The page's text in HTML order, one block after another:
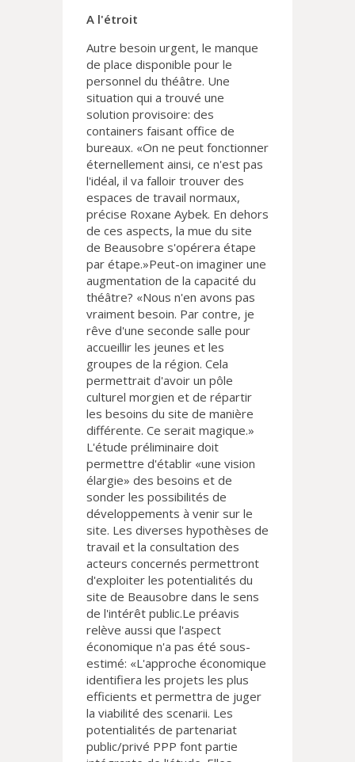
A l'étroit
Autre besoin urgent, le manque
de place disponible pour le
personnel du théâtre. Une
situation qui a trouvé une
solution provisoire: des
containers faisant office de
bureaux. «On ne peut fonctionner
éternellement ainsi, ce n'est pas
l'idéal, il va falloir trouver des
espaces de travail normaux,
précise Roxane Aybek. En dehors
de ces aspects, la mue du site
de Beausobre s'opérera étape
par étape.»Peut-on imaginer une
augmentation de la capacité du
théâtre? «Nous n'en avons pas
vraiment besoin. Par contre, je
rêve d'une seconde salle pour
accueillir les jeunes et les
groupes de la région. Cela
permettrait d'avoir un pôle
culturel morgien et de répartir
les besoins du site de manière
différente. Ce serait magique.»
L'étude préliminaire doit
permettre d'établir «une vision
élargie» des besoins et de
sonder les possibilités de
développements à venir sur le
site. Les diverses hypothèses de
travail et la consultation des
acteurs concernés permettront
d'exploiter les potentialités du
site de Beausobre dans le sens
de l'intérêt public.Le préavis
relève aussi que l'aspect
économique n'a pas été sous-
estimé: «L'approche économique
identifiera les projets les plus
efficients et permettra de juger
la viabilité des scenarii. Les
potentialités de partenariat
public/privé PPP font partie